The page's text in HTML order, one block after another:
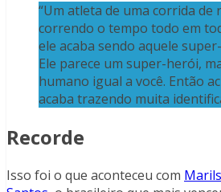
“Um atleta de uma corrida de
correndo o tempo todo em
ele acaba sendo aquele
Ele parece um super-herói,
humano igual a você. Então
acaba trazendo muita
Recorde
Isso foi o que aconteceu com